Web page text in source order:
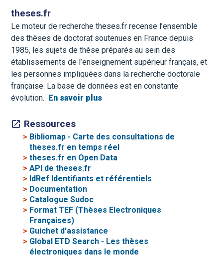
theses.fr
Le moteur de recherche theses.fr recense l’ensemble
des thèses de doctorat soutenues en France depuis
1985, les sujets de thèse préparés au sein des
établissements de l’enseignement supérieur français, et
les personnes impliquées dans la recherche doctorale
française. La base de données est en constante
évolution.
En savoir plus
Ressources
> Bibliomap - Carte des consultations de
theses.fr en temps réel
>theses.fr en Open Data
>API de theses.fr
> IdRef Identifiants et référentiels
> Documentation
> Catalogue Sudoc
> Format TEF (Thèses Electroniques
Françaises)
> Guichet d'assistance
> Global ETD Search - Les thèses
électroniques dans le monde